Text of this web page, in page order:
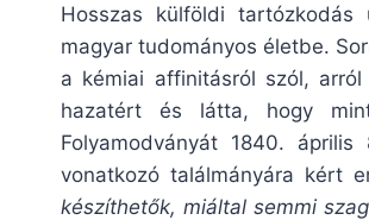
Hosszas külföldi
magyar tudományos életbe.
a kémiai affinitásról szól,
hazatért és látta, hogy
Folyamodványát 1840.
vonatkozó találmányára kért
készíthetők, miáltal semmi